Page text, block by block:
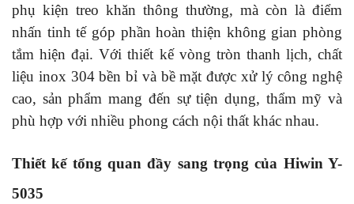
phụ kiện treo khăn thông thường, mà còn là điểm
nhấn tinh tế góp phần hoàn thiện không gian phòng
tắm hiện đại. Với thiết kế vòng tròn thanh lịch, chất
liệu inox 304 bền bỉ và bề mặt được xử lý công nghệ
cao, sản phẩm mang đến sự tiện dụng, thẩm mỹ và
phù hợp với nhiều phong cách nội thất khác nhau.
Thiết kế tổng quan đầy sang trọng của Hiwin Y-
5035